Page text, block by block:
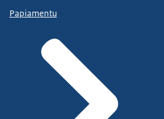
Papiamentu